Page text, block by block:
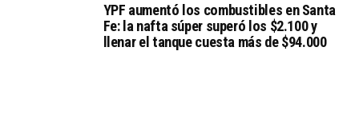
YPF aumentó los combustibles en Santa
Fe: la nafta súper superó los $2.100 y
llenar el tanque cuesta más de $94.000